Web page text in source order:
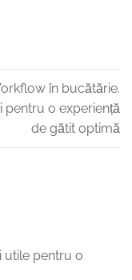
în bucătărie.
pentru o experiență
de gătit optimă
utile pentru o